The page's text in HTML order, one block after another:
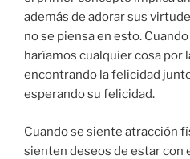
además de adorar sus
no se piensa en esto.
haríamos cualquier cosa por
encontrando la felicidad
esperando su felicidad.
Cuando se siente atracción
sienten deseos de estar con